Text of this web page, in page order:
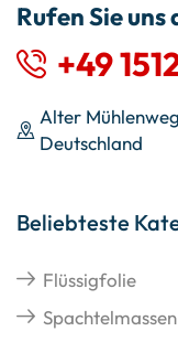
Rufen Sie uns
+49
Alter
Deutschland
Beliebteste
Flüssigfolie
Spachtelmassen